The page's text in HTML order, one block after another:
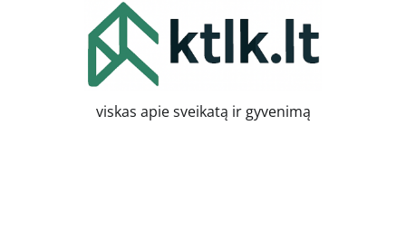
viskas apie sveikatą ir gyvenimą